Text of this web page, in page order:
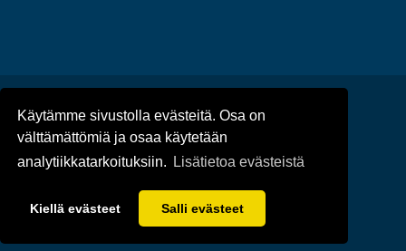
Käytämme sivustolla evästeitä. Osa on
välttämättömiä ja osaa käytetään
analytiikkatarkoituksiin.
Lisätietoa evästeistä
Kiellä evästeet Salli evästeet
Ajankohtaista /Tapahtumat
Tietosuoja / Saavutettavuus
Penbox